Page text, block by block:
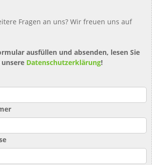
Fragen an uns? Wir freuen uns auf
ausfüllen und absenden, lesen Sie
Datenschutzerklärung!